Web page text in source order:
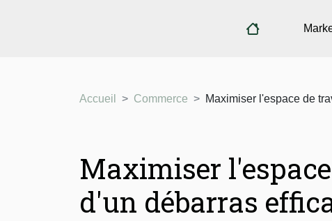
Accueil Commerce Maximiser l'espace de
Maximiser
d'un débarras